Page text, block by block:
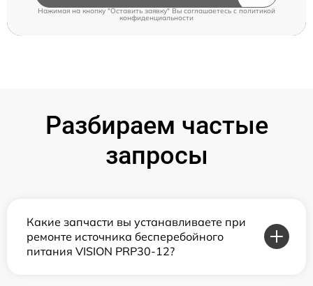
Нажимая на кнопку "Оставить заявку" Вы соглашаетесь cполитикой
конфиденциальности
Разбираем частые
запросы
Какие запчасти вы устанавливаете при
ремонте источника бесперебойного
питания VISION PRP30-12?